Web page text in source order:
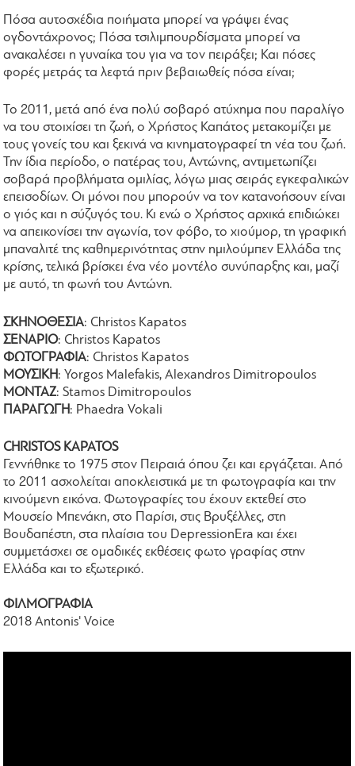
Πόσα αυτοσχέδια ποιήματα μπορεί να γράψει ένας
ογδοντάχρονος; Πόσα τσιλιμπουρδίσματα μπορεί να
ανακαλέσει η γυναίκα του για να τον πειράξει; Και πόσες
φορές μετράς τα λεφτά πριν βεβαιωθείς πόσα είναι;
Το 2011, μετά από ένα πολύ σοβαρό ατύχημα που παραλίγο
να του στοιχίσει τη ζωή, ο Χρήστος Καπάτος μετακομίζει με
τους γονείς του και ξεκινά να κινηματογραφεί τη νέα του ζωή.
Την ίδια περίοδο, ο πατέρας του, Αντώνης, αντιμετωπίζει
σοβαρά προβλήματα ομιλίας, λόγω μιας σειράς εγκεφαλικών
επεισοδίων. Οι μόνοι που μπορούν να τον κατανοήσουν είναι
ο γιός και η σύζυγός του. Κι ενώ ο Χρήστος αρχικά επιδιώκει
να απεικονίσει την αγωνία, τον φόβο, το χιούμορ, τη γραφική
μπαναλιτέ της καθημερινότητας στην ημιλούμπεν Ελλάδα της
κρίσης, τελικά βρίσκει ένα νέο μοντέλο συνύπαρξης και, μαζί
με αυτό, τη φωνή του Αντώνη.
ΣΚΗΝΟΘΕΣΙΑ: Christos Kapatos
ΣΕΝΑΡΙΟ: Christos Kapatos
ΦΩΤΟΓΡΑΦΙΑ: Christos Kapatos
ΜΟΥΣΙΚΗ: Yorgos Malefakis, Alexandros Dimitropoulos
ΜΟΝΤΑΖ: Stamos Dimitropoulos
ΠΑΡΑΓΩΓΗ: Phaedra Vokali
CHRISTOS KAPATOS
Γεννήθηκε το 1975 στον Πειραιά όπου ζει και εργάζεται. Από
το 2011 ασχολείται αποκλειστικά με τη φωτογραφία και την
κινούμενη εικόνα. Φωτογραφίες του έχουν εκτεθεί στο
Μουσείο Μπενάκη, στο Παρίσι, στις Βρυξέλλες, στη
Βουδαπέστη, στα πλαίσια του DepressionEra και έχει
συμμετάσχει σε ομαδικές εκθέσεις φωτο γραφίας στην
Ελλάδα και το εξωτερικό.
ΦΙΛΜΟΓΡΑΦΙΑ
2018 Antonis' Voice